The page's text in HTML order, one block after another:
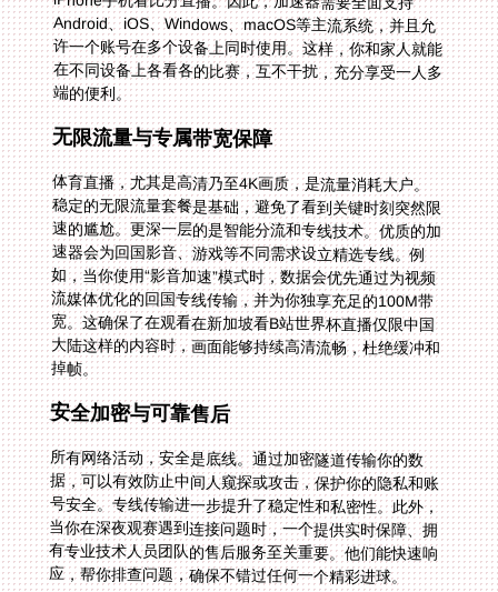
端的便利。
无限流量与专属带宽保障
体育直播，尤其是高清乃至4K画质，是流量消耗大户。
稳定的无限流量套餐是基础，避免了看到关键时刻突然限
速的尴尬。更深一层的是智能分流和专线技术。优质的加
速器会为回国影音、游戏等不同需求设立精选专线。例
如，当你使用“影音加速”模式时，数据会优先通过为视频
流媒体优化的回国专线传输，并为你独享充足的100M带
宽。这确保了在观看在新加坡看B站世界杯直播仅限中国
大陆这样的内容时，画面能够持续高清流畅，杜绝缓冲和
掉帧。
安全加密与可靠售后
所有网络活动，安全是底线。通过加密隧道传输你的数
据，可以有效防止中间人窥探或攻击，保护你的隐私和账
号安全。专线传输进一步提升了稳定性和私密性。此外，
当你在深夜观赛遇到连接问题时，一个提供实时保障、拥
有专业技术人员团队的售后服务至关重要。他们能快速响
应，帮你排查问题，确保不错过任何一个精彩进球。